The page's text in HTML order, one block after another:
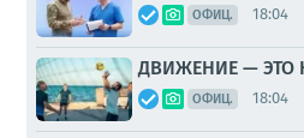
ОФИЦ. 18:04
ДВИЖЕНИЕ — ЭТО
ОФИЦ. 18:04